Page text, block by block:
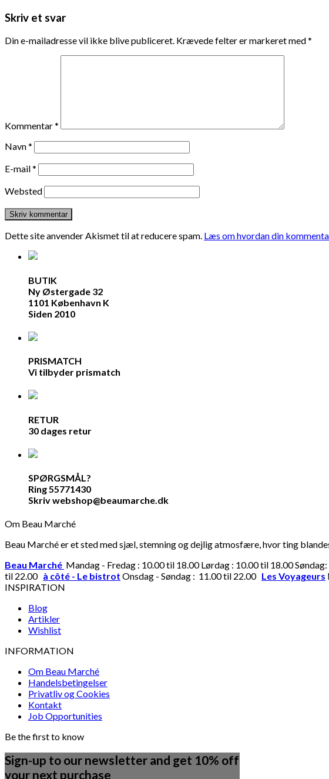
Skriv et svar
Din e-mailadresse vil ikke blive publiceret. Krævede felter er markeret med*
Kommentar*
Navn*
E-mail*
Websted
Dette site anvender Akismet til at reducere spam. Læs om hvordan din
BUTIK
Ny Østergade 32
1101 København K
Siden 2010
PRISMATCH
Vi tilbyder prismatch
RETUR
30 dages retur
SPØRGSMÅL?
Ring 55771430
Skriv webshop@beaumarche.dk
Om Beau Marché
Beau Marché er et sted med sjæl, stemning og dejlig atmosfære, hvor ting
Beau Marché Mandag - Fredag : 10.00 til 18.00 Lørdag : 10.00 til 18.00
til 22.00 à côté - Le bistrot Onsdag - Søndag : 11.00 til 22.00 Les Voyageurs
INSPIRATION
Blog
Artikler
Wishlist
INFORMATION
Om Beau Marché
Handelsbetingelser
Privatliv og Cookies
Kontakt
Job Opportunities
Be the first to know
Sign-up to our newsletter and get 10% off
your next purchase